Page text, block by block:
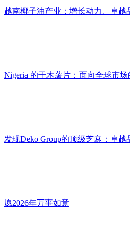
越南椰子油产业：增长动力、卓越
Nigeria 的干木薯片：面向全球市
发现Deko Group的顶级芝麻：卓
愿2026年万事如意